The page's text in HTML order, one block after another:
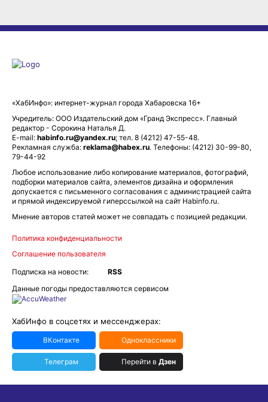
«ХабИнфо»: интернет-журнал города Хабаровска 16+
Учредитель: ООО Издательский дом «Гранд Экспресс». Главный
редактор - Сорокина Наталья Д.
E-mail: habinfo.ru@yandex.ru; тел. 8 (4212) 47-55-48.
Рекламная служба: reklama@habex.ru. Телефоны: (4212) 30-99-80,
79-44-92
Любое использование либо копирование материалов, фотографий,
подборки материалов сайта, элементов дизайна и оформления
допускается с письменного согласования с администрацией сайта
и прямой индексируемой гиперссылкой на сайт Habinfo.ru.
Мнение авторов статей может не совпадать с позицией редакции.
Политика конфиденциальности
Соглашение пользователя
Подписка на новости:
RSS
Данные погоды предоставляются сервисом
ХабИнфо в соцсетях и мессенджерах:
ВКонтакте Одноклассники
Телеграм Перейти в Дзен